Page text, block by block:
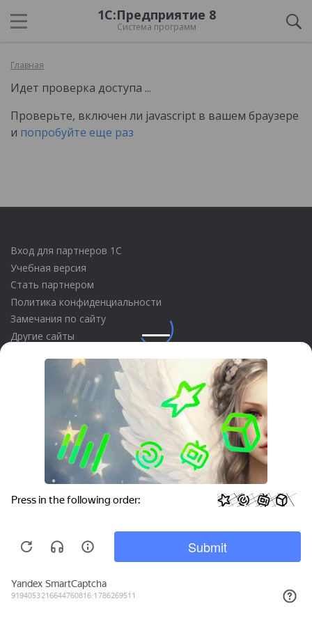
1С:Предприятие 8
Система программ
Главная
Идет проверка доступа ...
Проверьте, включен ли javascript в вашем браузере
и попробуйте еще раз
Вход для партнеров 1С
Учебная версия
Стать партнером
Политика конфиденциальности
Замечания по сайту
Другие сайты
Телефон: +7 (495) 737-92-57
Email:
site_v8@1c.ru
Отдел продаж:г. Москва, улица Селезнёвская, дом 21
защищены
Исключительное право на технологическую платформу
«1С:Предприятие 8» и типовые конфигурации программных
этом сайте, принадлежит ООО «1С-Софт» - 100% дочерней
компании АО «Группа 1С»
Privacy notice